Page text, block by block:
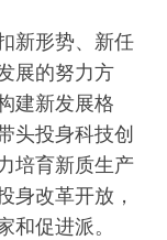
新形势、新任
展的努力方
建新发展格
头投身科技创
培育新质生产
身改革开放，
促进派。